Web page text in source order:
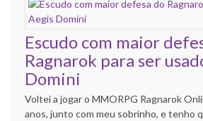
Escudo com maior
Ragnarok para ser
Domini
Voltei a jogar o MMORPG Ragnarok
anos, junto com meu sobrinho, e tenho